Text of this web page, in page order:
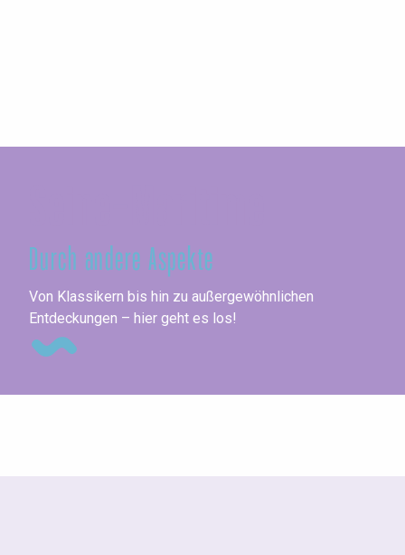
Durch andere Aspekte
Von Klassikern bis hin zu außergewöhnlichen
Entdeckungen – hier geht es los!